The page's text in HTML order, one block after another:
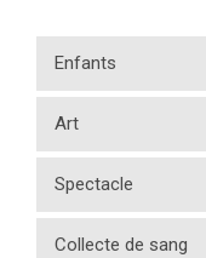
Enfants
Art
Spectacle
Collecte de sang